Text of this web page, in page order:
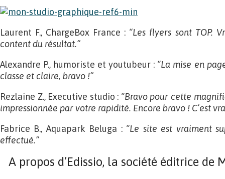
Laurent F., ChargeBox France : “Les flyers sont TOP.
content du résultat.”
Alexandre P., humoriste et youtubeur : “La mise en
classe et claire, bravo !”
Rezlaine Z., Executive studio : “Bravo pour cette
impressionnée par votre rapidité. Encore bravo ! C’est
Fabrice B., Aquapark Beluga :“Le site est vraiment
effectué.”
A propos d’Edissio, la société éditrice de